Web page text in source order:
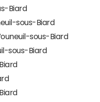
Biard
sous-Biard
sous-Biard
sous-Biard